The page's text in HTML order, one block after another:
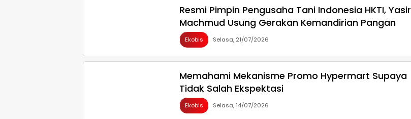
Resmi Pimpin Pengusaha Tani Indonesia HKTI, Yasir
Machmud Usung Gerakan Kemandirian Pangan
Ekobis Selasa, 21/07/2026
Memahami Mekanisme Promo Hypermart Supaya
Tidak Salah Ekspektasi
Ekobis Selasa, 14/07/2026